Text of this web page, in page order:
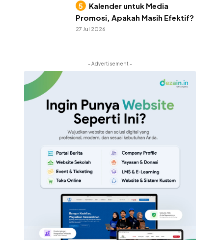
Kalender untuk Media
Promosi, Apakah Masih Efektif?
27 Jul 2026
- Advertisement -